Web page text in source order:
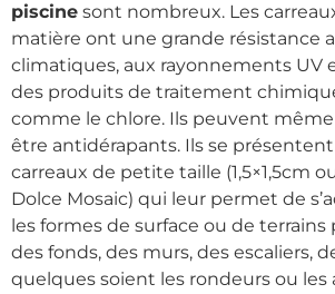
piscine sont nombreux. Les
matière ont une grande résistance
climatiques, aux rayonnements UV
des produits de traitement
comme le chlore. Ils peuvent
être antidérapants. Ils se
carreaux de petite taille (1,5×1,5cm
Dolce Mosaic) qui leur permet de
les formes de surface ou de terrains
des fonds, des murs, des escaliers,
quelques soient les rondeurs ou les